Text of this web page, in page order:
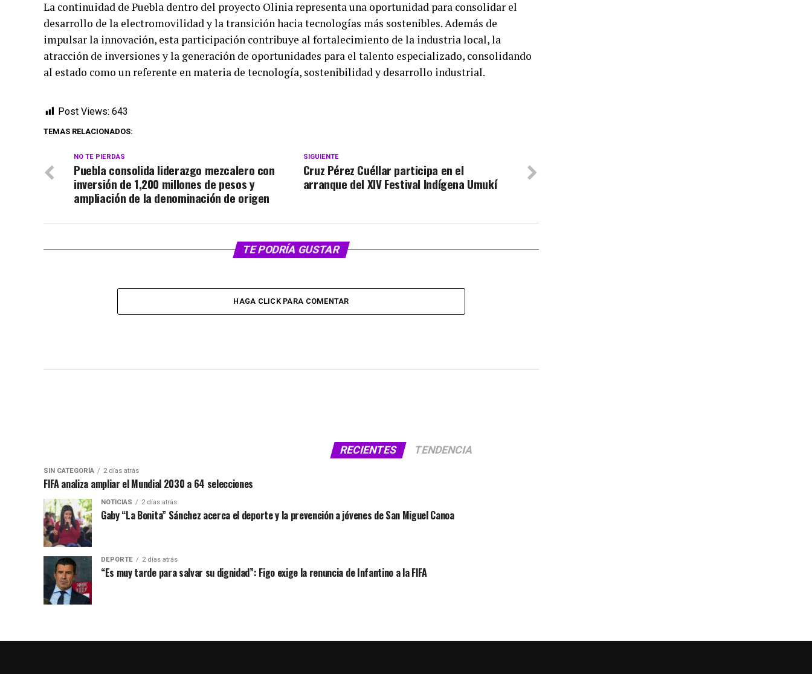
La continuidad de Puebla dentro del proyecto Olinia representa una oportunidad para consolidar el
desarrollo de la electromovilidad y la transición hacia tecnologías más sostenibles. Además de
impulsar la innovación, esta participación contribuye al fortalecimiento de la industria local, la
atracción de inversiones y la generación de oportunidades para el talento especializado, consolidando
al estado como un referente en materia de tecnología, sostenibilidad y desarrollo industrial.
Post Views: 643
TEMAS RELACIONADOS:
SIGUIENTE
Cruz Pérez Cuéllar participa en el
arranque del XIV Festival Indígena Umukí
NO TE PIERDAS
Puebla consolida liderazgo mezcalero con
inversión de 1,200 millones de pesos y
ampliación de la denominación de origen
TE PODRÍA GUSTAR
HAGA CLICK PARA COMENTAR
RECIENTES TENDENCIA
SIN CATEGORÍA 2 días atrás
FIFA analiza ampliar el Mundial 2030 a 64 selecciones
NOTICIAS 2 días atrás
Gaby “La Bonita” Sánchez acerca el deporte y la prevención a jóvenes de San Miguel Canoa
DEPORTE 2 días atrás
“Es muy tarde para salvar su dignidad”: Figo exige la renuncia de Infantino a la FIFA